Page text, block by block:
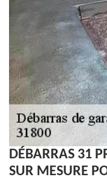
DÉBARRAS 31
SUR MESURE